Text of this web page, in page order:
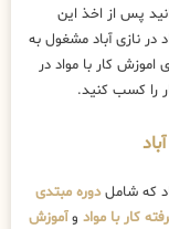
پس از اخذ این
در نازی آباد مشغول به
کار با مواد در
را کسب کنید.
که شاملدوره مبتدی
کار با مواد وآموزش